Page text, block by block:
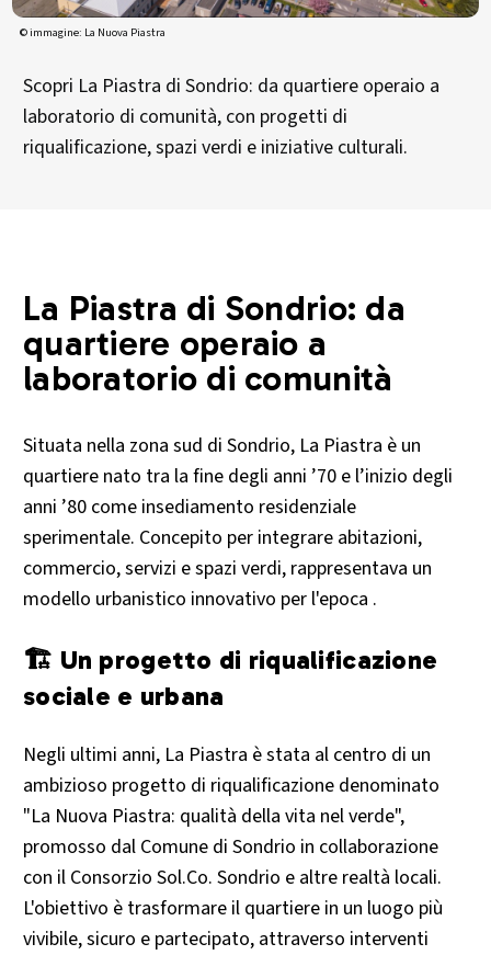
© immagine: La Nuova Piastra
Scopri La Piastra di Sondrio: da quartiere operaio a
laboratorio di comunità, con progetti di
riqualificazione, spazi verdi e iniziative culturali.
La Piastra di Sondrio: da
quartiere operaio a
laboratorio di comunità
Situata nella zona sud di Sondrio, La Piastra è un
quartiere nato tra la fine degli anni ’70 e l’inizio degli
anni ’80 come insediamento residenziale
sperimentale. Concepito per integrare abitazioni,
commercio, servizi e spazi verdi, rappresentava un
modello urbanistico innovativo per l'epoca .
🏗️ Un progetto di riqualificazione
sociale e urbana
Negli ultimi anni, La Piastra è stata al centro di un
ambizioso progetto di riqualificazione denominato
"La Nuova Piastra: qualità della vita nel verde",
promosso dal Comune di Sondrio in collaborazione
con il Consorzio Sol.Co. Sondrio e altre realtà locali.
L'obiettivo è trasformare il quartiere in un luogo più
vivibile, sicuro e partecipato, attraverso interventi